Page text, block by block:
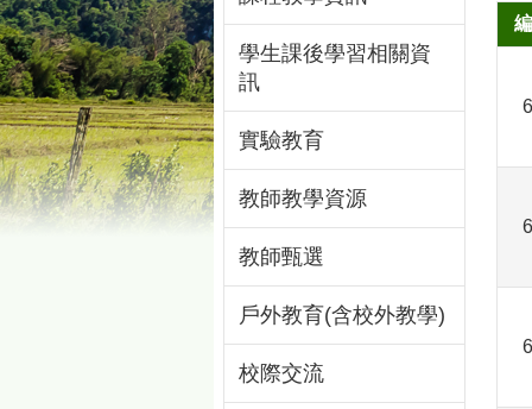
學生課後學習相關資
訊
實驗教育
教師教學資源
教師甄選
戶外教育(含校外教學)
校際交流